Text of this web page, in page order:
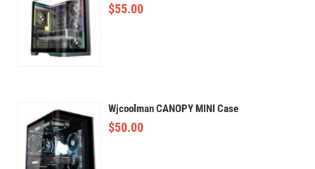
$55.00
Wjcoolman CANOPY MINI Case
$50.00